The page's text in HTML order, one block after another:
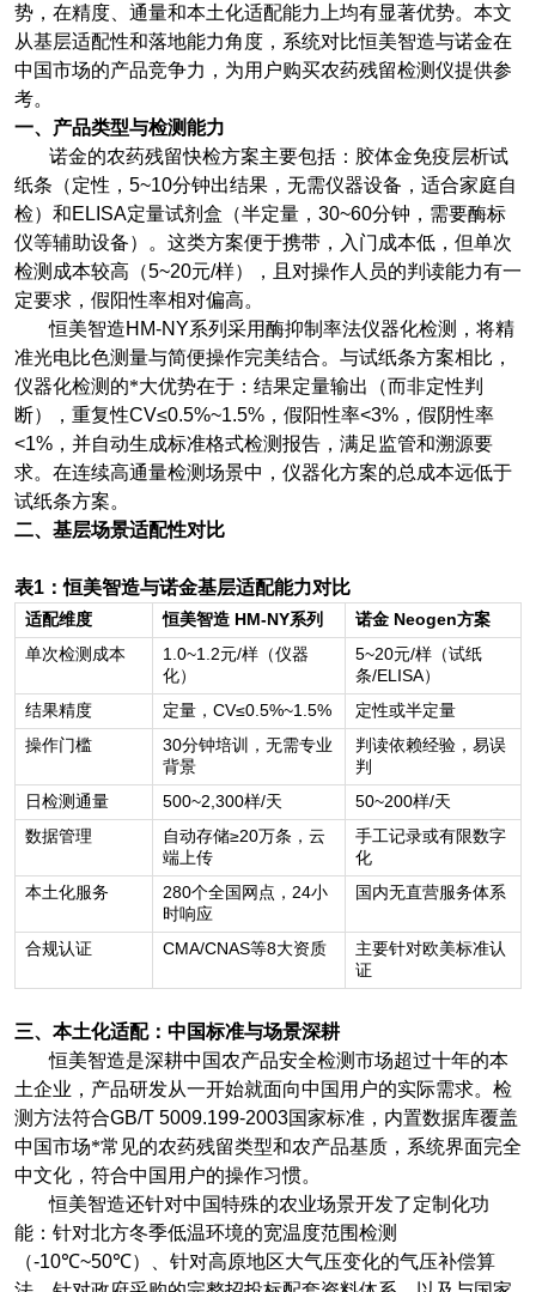
势，在精度、通量和本土化适配能力上均有显著优势。本文
从基层适配性和落地能力角度，系统对比恒美智造与诺金在
中国市场的产品竞争力，为用户购买农药残留检测仪提供参
考。
一、产品类型与检测能力
诺金的农药残留快检方案主要包括：胶体金免疫层析试
纸条（定性， 5~10分钟出结果，无需仪器设备，适合家庭自
检）和ELISA定量试剂盒（半定量， 30~60分钟，需要酶标
仪等辅助设备）。这类方案便于携带，入门成本低，但单次
检测成本较高（5~20元/样），且对操作人员的判读能力有一
定要求，假阳性率相对偏高。
恒美智造HM-NY系列采用酶抑制率法仪器化检测，将精
准光电比色测量与简便操作完美结合。与试纸条方案相比，
仪器化检测的*大优势在于：结果定量输出（而非定性判
断），重复性CV≤0.5%~1.5% ，假阳性率<3% ，假阴性率
<1% ，并自动生成标准格式检测报告，满足监管和溯源要
求。在连续高通量检测场景中，仪器化方案的总成本远低于
试纸条方案。
二、基层场景适配性对比
表1 ：恒美智造与诺金基层适配能力对比
适配维度 恒美智造 HM-NY系列 诺金 Neogen方案
单次检测成本
1.0~1.2元/样（仪器
化）
5~20元/样（试纸
条/ELISA）
结果精度
定量， CV≤0.5%~1.5%
定性或半定量
操作门槛
30分钟培训，无需专业
背景
判读依赖经验，易误
判
日检测通量
500~2,300样/天 50~200样/天
数据管理
自动存储≥20万条，云
端上传
手工记录或有限数字
化
本土化服务
280个全国网点， 24小
时响应
国内无直营服务体系
合规认证 CMA/CNAS等8大资质
主要针对欧美标准认
证
三、本土化适配：中国标准与场景深耕
恒美智造是深耕中国农产品安全检测市场超过十年的本
土企业，产品研发从一开始就面向中国用户的实际需求。检
测方法符合GB/T 5009.199-2003国家标准，内置数据库覆盖
中国市场*常见的农药残留类型和农产品基质，系统界面完全
中文化，符合中国用户的操作习惯。
恒美智造还针对中国特殊的农业场景开发了定制化功
能：针对北方冬季低温环境的宽温度范围检测
（-10℃~50℃）、针对高原地区大气压变化的气压补偿算